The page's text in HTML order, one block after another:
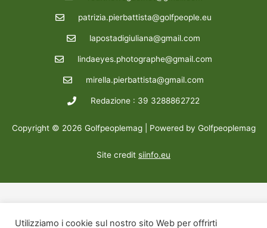
patrizia.pierbattista@golfpeople.eu
lapostadigiuliana@gmail.com
lindaeyes.photographe@gmail.com
mirella.pierbattista@gmail.com
Redazione : 39 3288862722
Copyright © 2026 Golfpeoplemag | Powered by Golfpeoplemag
Site credit siinfo.eu
Utilizziamo i cookie sul nostro sito Web per offrirti